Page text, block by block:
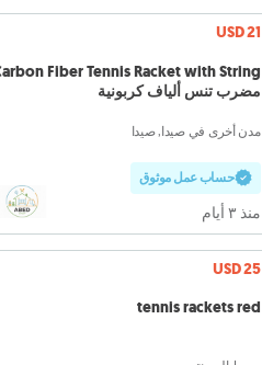
USD 21
مضرب تنس ألياف كربونية
مدن أخرى في صيدا, صيدا
حساب عمل موثوق
منذ ٣ أيام
USD 25
tennis rackets red